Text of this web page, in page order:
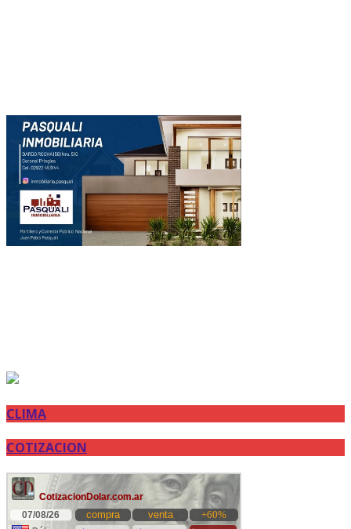
CLIMA
COTIZACION